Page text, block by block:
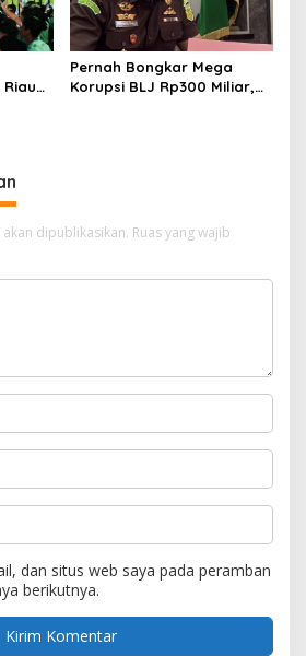
Pernah Bongkar Mega
Korupsi BLJ Rp300 Miliar,
dipublikasikan. Ruas yang wajib
dan situs web saya pada peramban
berikutnya.